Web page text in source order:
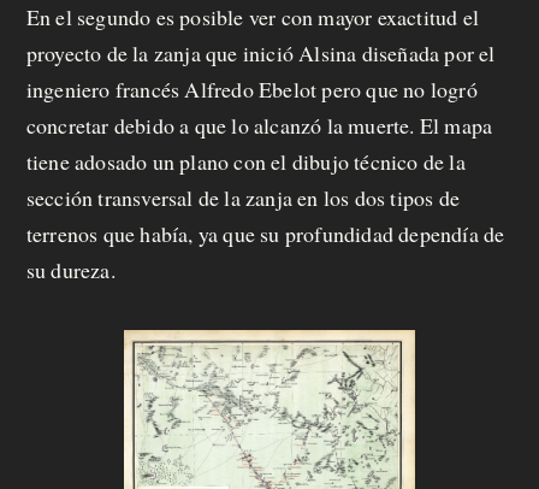
o
En el segundo es posible ver con mayor exactitud el
proyecto de la zanja que inició Alsina diseñada por el
ingeniero francés Alfredo Ebelot pero que no logró
concretar debido a que lo alcanzó la muerte. El mapa
tiene adosado un plano con el dibujo técnico de la
sección transversal de la zanja en los dos tipos de
terrenos que había, ya que su profundidad dependía de
su dureza.